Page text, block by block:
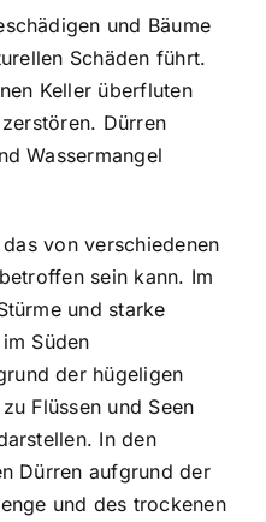
und Bäume
Schäden führt.
Keller überfluten
Dürren
Wassermangel
von verschiedenen
sein kann. Im
und starke
Süden
der hügeligen
Flüssen und Seen
In den
Dürren aufgrund der
und des trockenen